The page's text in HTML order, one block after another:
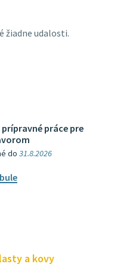
žiadne udalosti.
prípravné práce pre
do31.8.2026
a kovy